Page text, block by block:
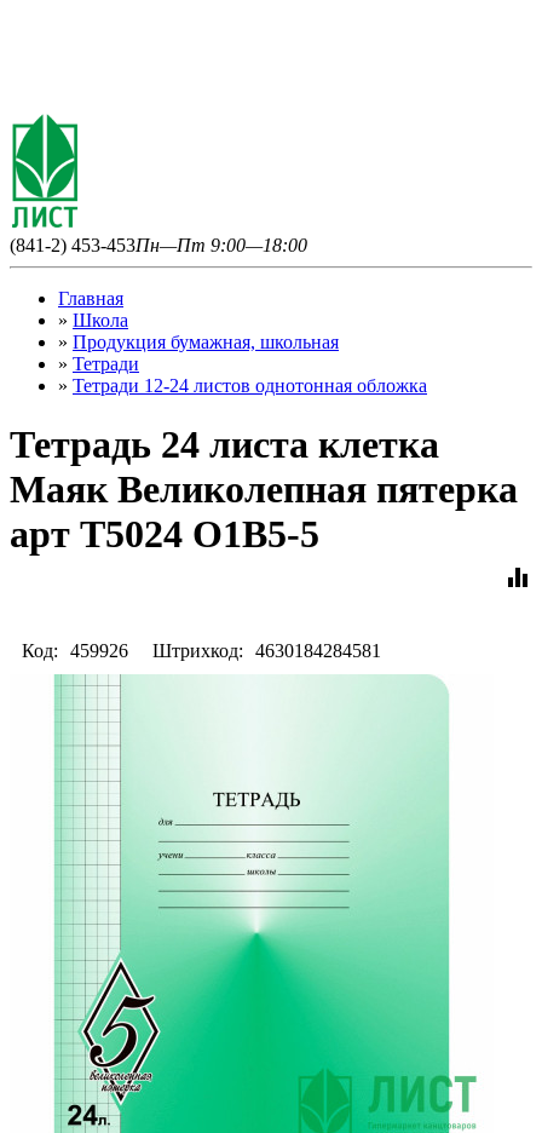
(841-2) 453-453Пн—Пт 9:00—18:00
Главная
» Школа
» Продукция бумажная, школьная
» Тетради
» Тетради 12-24 листов однотонная обложка
Тетрадь 24 листа клетка
Маяк Великолепная пятерка
арт Т5024 О1В5-5
equalizer
Код: 459926 Штрихкод: 4630184284581